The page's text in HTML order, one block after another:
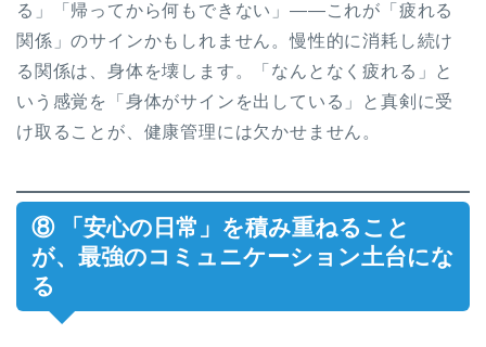
る」「帰ってから何もできない」——これが「疲れる
関係」のサインかもしれません。慢性的に消耗し続け
る関係は、身体を壊します。「なんとなく疲れる」と
いう感覚を「身体がサインを出している」と真剣に受
け取ることが、健康管理には欠かせません。
⑧ 「安心の日常」を積み重ねること
が、最強のコミュニケーション土台にな
る